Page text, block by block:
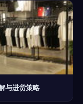
与进货策略